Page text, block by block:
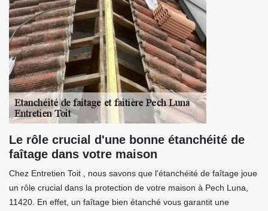
Le rôle crucial d'une bonne étanchéité de
faîtage dans votre maison
Chez Entretien Toit , nous savons que l'étanchéité de faîtage joue
un rôle crucial dans la protection de votre maison à Pech Luna,
11420. En effet, un faîtage bien étanché vous garantit une